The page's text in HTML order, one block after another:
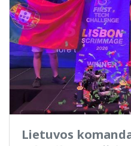
Lietuvos